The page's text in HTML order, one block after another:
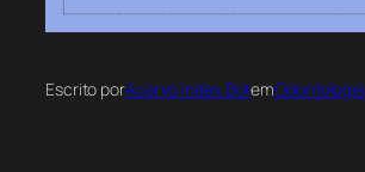
Escrito porAcervo Index BotemOdontologia